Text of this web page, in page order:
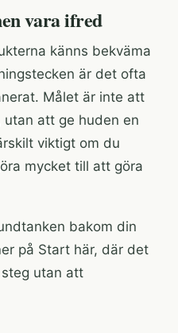
vara ifred
känns bekväma
är det ofta
Målet är inte att
att ge huden en
viktigt om du
mycket till att göra
bakom din
på Start här, där det
utan att